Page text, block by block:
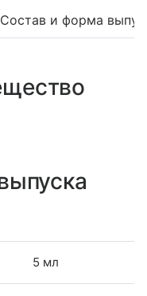
Состав и форма
5 мл